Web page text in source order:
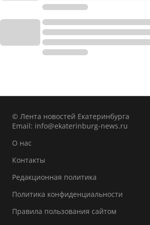
© Лента новостей Екатеринбурга
Email: info@ekaterinburg-news.ru
О нас
Контакты
Редакционная политика
Политика конфиденциальности
Правила пользования сайтом